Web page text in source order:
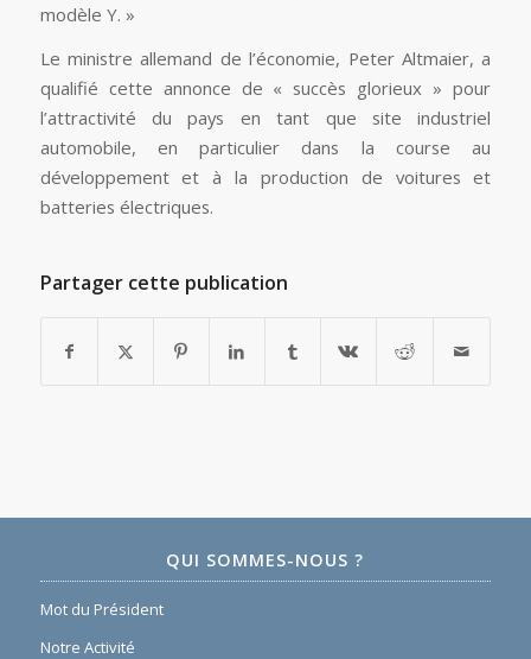
modèle Y. »
Le ministre allemand de l’économie, Peter Altmaier, a
qualifié cette annonce de « succès glorieux » pour
l’attractivité du pays en tant que site industriel
automobile, en particulier dans la course au
développement et à la production de voitures et
batteries électriques.
Partager cette publication
QUI SOMMES-NOUS ?
Mot du Président
Notre Activité